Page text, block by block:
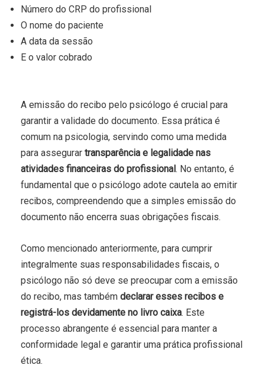
Número do CRP do profissional
O nome do paciente
A data da sessão
E o valor cobrado
A emissão do recibo pelo psicólogo é crucial para
garantir a validade do documento. Essa prática é
comum na psicologia, servindo como uma medida
para assegurar transparência e legalidade nas
atividades financeiras do profissional. No entanto, é
fundamental que o psicólogo adote cautela ao emitir
recibos, compreendendo que a simples emissão do
documento não encerra suas obrigações fiscais.
Como mencionado anteriormente, para cumprir
integralmente suas responsabilidades fiscais, o
psicólogo não só deve se preocupar com a emissão
do recibo, mas também declarar esses recibos e
registrá-los devidamente no livro caixa. Este
processo abrangente é essencial para manter a
conformidade legal e garantir uma prática profissional
ética.